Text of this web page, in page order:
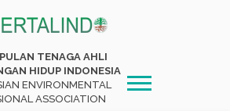
TENAGA AHLI
HIDUP INDONESIA
ENVIRONMENTAL
ASSOCIATION